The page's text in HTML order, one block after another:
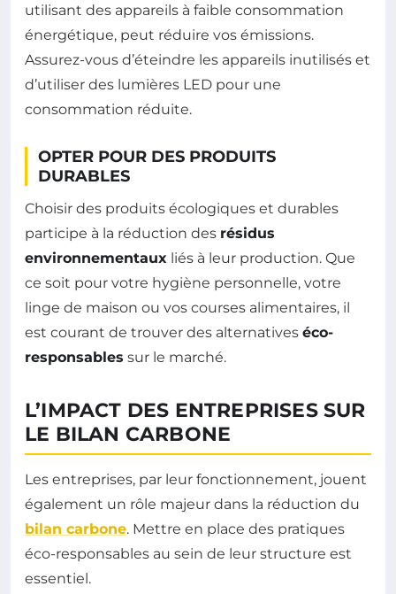
utilisant des appareils à faible consommation
énergétique, peut réduire vos émissions.
Assurez-vous d’éteindre les appareils inutilisés et
d’utiliser des lumières LED pour une
consommation réduite.
OPTER POUR DES PRODUITS
DURABLES
Choisir des produits écologiques et durables
participe à la réduction des résidus
environnementaux liés à leur production. Que
ce soit pour votre hygiène personnelle, votre
linge de maison ou vos courses alimentaires, il
est courant de trouver des alternatives éco-
responsables sur le marché.
L’IMPACT DES ENTREPRISES SUR
LE BILAN CARBONE
Les entreprises, par leur fonctionnement, jouent
également un rôle majeur dans la réduction du
bilan carbone. Mettre en place des pratiques
éco-responsables au sein de leur structure est
essentiel.